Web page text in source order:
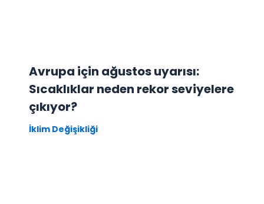
Avrupa için ağustos uyarısı:
Sıcaklıklar neden rekor seviyelere
çıkıyor?
İklim Değişikliği